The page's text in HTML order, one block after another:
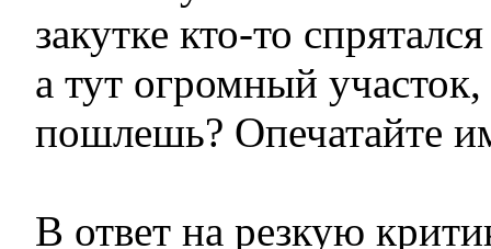
закутке кто-то
а тут огромный участок,
пошлешь? Опечатайте
В ответ на резкую